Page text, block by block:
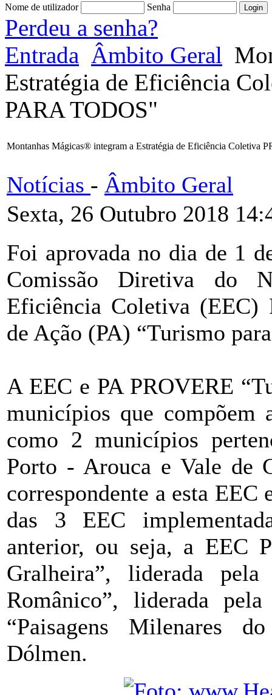
Nome de utilizador Senha
Perdeu a senha?
Entrada Âmbito Geral
Estratégia de Eficiência
PARA TODOS"
Montanhas Mágicas® integram a Estratégia de Eficiência
Notícias - Âmbito Geral
Sexta, 26 Outubro 2018
Foi aprovada no dia de 1
Comissão Diretiva do
Eficiência Coletiva (EEC)
de Ação (PA) “Turismo
A EEC e PA PROVERE
municípios que compõem
como 2 municípios
Porto - Arouca e Vale de
correspondente a esta
das 3 EEC
anterior, ou seja, a EEC
Gralheira”, liderada
Românico”, liderada
“Paisagens Milenares
Dólmen.